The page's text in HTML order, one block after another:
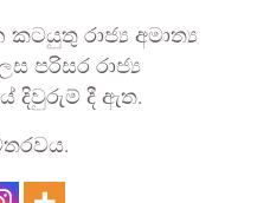
කටයුතු රාජ්‍ය අමාත්‍ය
පරිසර රාජ්‍ය
දිවුරුම් දී ඇත.